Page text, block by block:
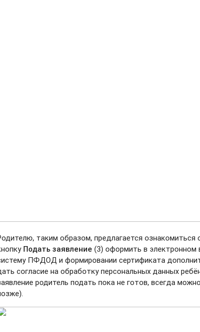
таким образом, предлагается
Подать заявление (3) оформить в электронном
ПФДОД и формировании сертификата
согласие на обработку персональных данных
родитель подать пока не готов, всегда